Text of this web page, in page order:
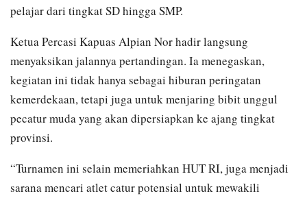
pelajar dari tingkat SD hingga SMP.
Ketua Percasi Kapuas Alpian Nor hadir langsung
menyaksikan jalannya pertandingan. Ia menegaskan,
kegiatan ini tidak hanya sebagai hiburan peringatan
kemerdekaan, tetapi juga untuk menjaring bibit unggul
pecatur muda yang akan dipersiapkan ke ajang tingkat
provinsi.
“Turnamen ini selain memeriahkan HUT RI, juga menjadi
sarana mencari atlet catur potensial untuk mewakili